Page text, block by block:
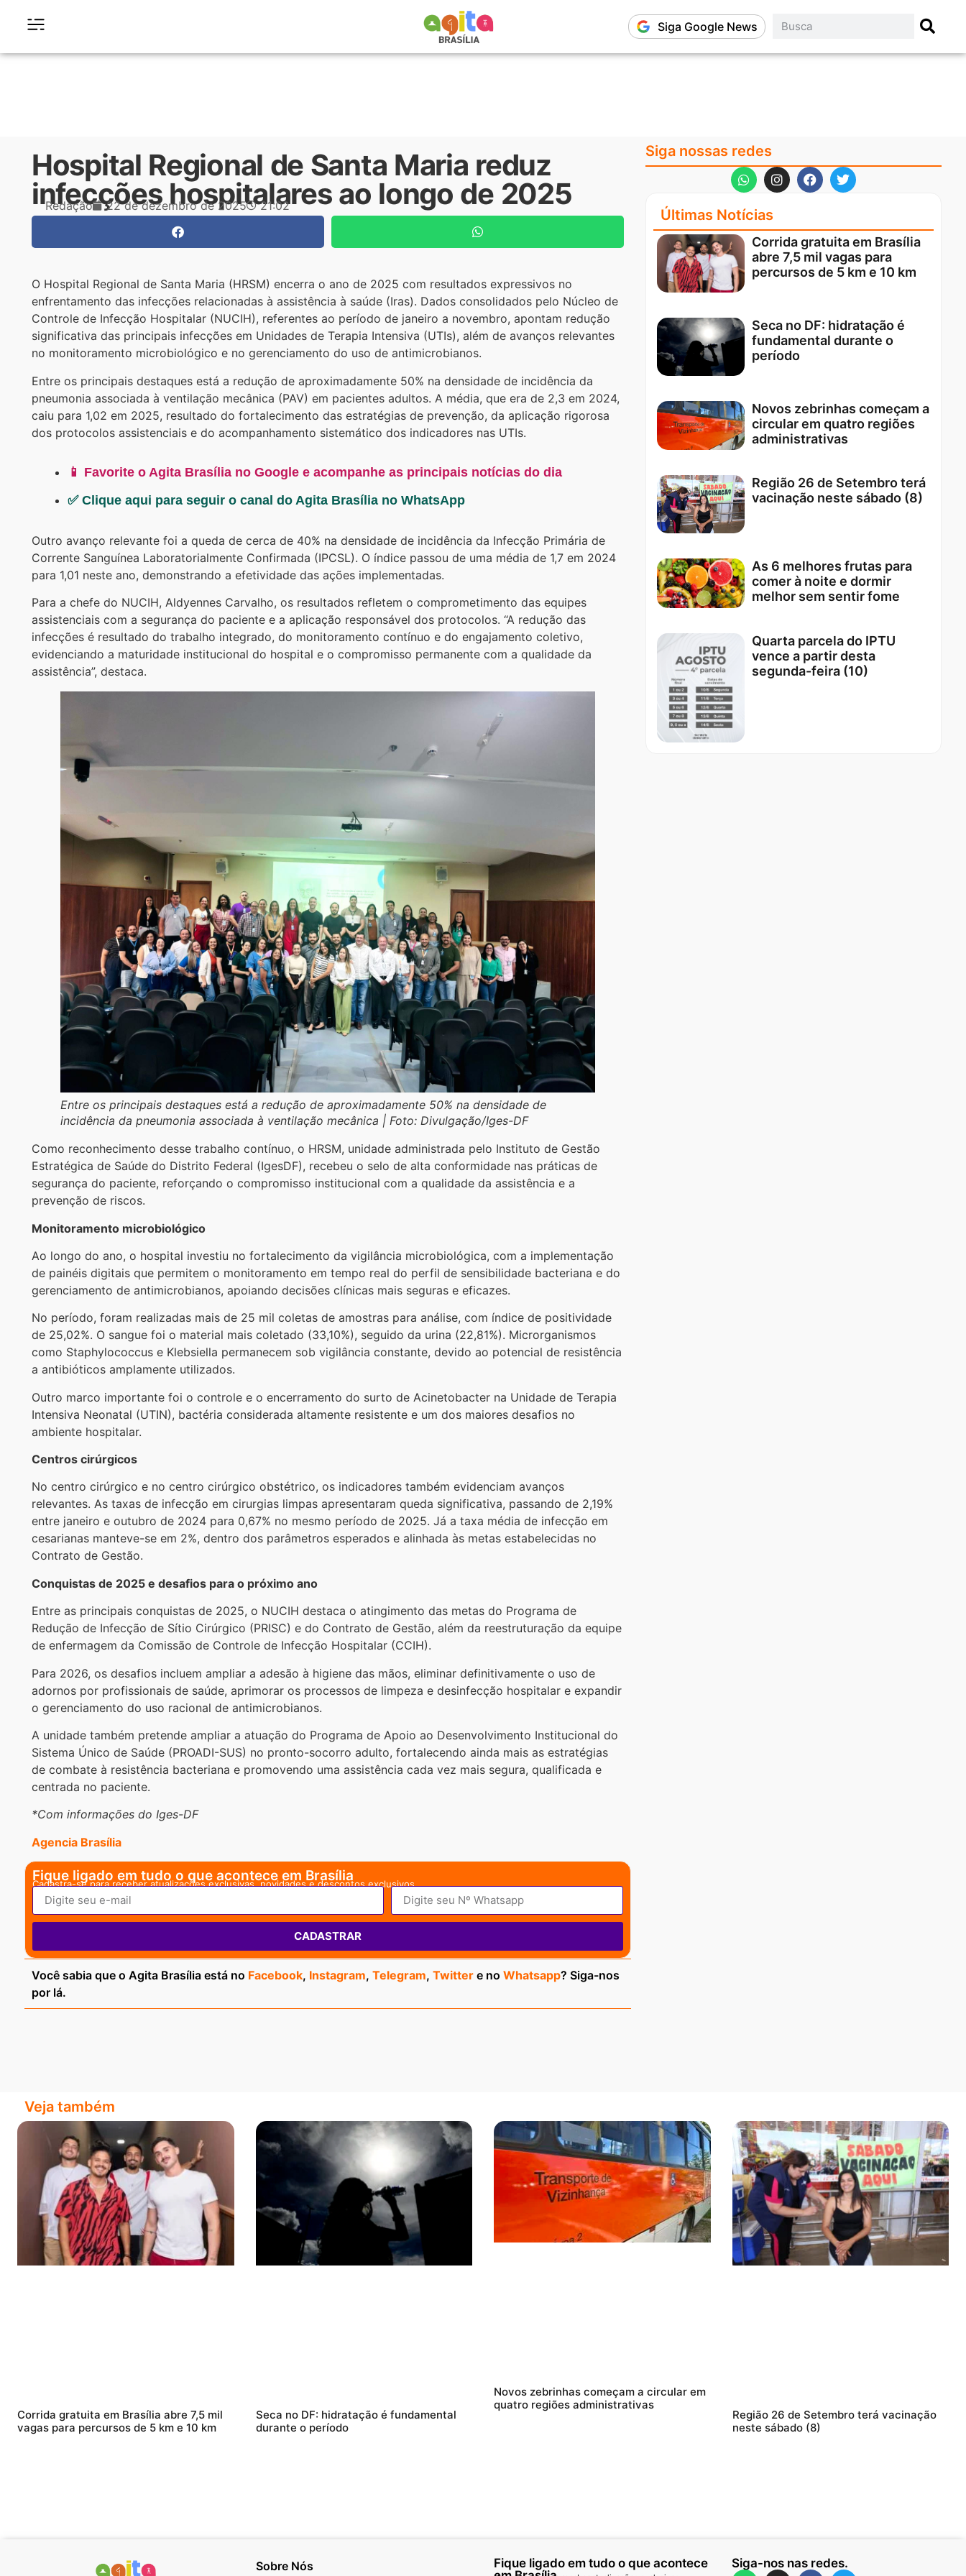
Siga Google News
Hospital Regional de Santa Maria reduz
infecções hospitalares ao longo de 2025
Redação 22 de dezembro de 2025 21:02
O Hospital Regional de Santa Maria (HRSM) encerra o ano de 2025 com resultados expressivos no
enfrentamento das infecções relacionadas à assistência à saúde (Iras). Dados consolidados pelo Núcleo de
Controle de Infecção Hospitalar (NUCIH), referentes ao período de janeiro a novembro, apontam redução
significativa das principais infecções em Unidades de Terapia Intensiva (UTIs), além de avanços relevantes
no monitoramento microbiológico e no gerenciamento do uso de antimicrobianos.
Entre os principais destaques está a redução de aproximadamente 50% na densidade de incidência da
pneumonia associada à ventilação mecânica (PAV) em pacientes adultos. A média, que era de 2,3 em 2024,
caiu para 1,02 em 2025, resultado do fortalecimento das estratégias de prevenção, da aplicação rigorosa
dos protocolos assistenciais e do acompanhamento sistemático dos indicadores nas UTIs.
📱 Favorite o Agita Brasília no Google e acompanhe as principais notícias do dia
✅ Clique aqui para seguir o canal do Agita Brasília no WhatsApp
Outro avanço relevante foi a queda de cerca de 40% na densidade de incidência da Infecção Primária de
Corrente Sanguínea Laboratorialmente Confirmada (IPCSL). O índice passou de uma média de 1,7 em 2024
para 1,01 neste ano, demonstrando a efetividade das ações implementadas.
Para a chefe do NUCIH, Aldyennes Carvalho, os resultados refletem o comprometimento das equipes
assistenciais com a segurança do paciente e a aplicação responsável dos protocolos. “A redução das
infecções é resultado do trabalho integrado, do monitoramento contínuo e do engajamento coletivo,
evidenciando a maturidade institucional do hospital e o compromisso permanente com a qualidade da
assistência”, destaca.
Entre os principais destaques está a redução de aproximadamente 50% na densidade de
incidência da pneumonia associada à ventilação mecânica | Foto: Divulgação/Iges-DF
Como reconhecimento desse trabalho contínuo, o HRSM, unidade administrada pelo Instituto de Gestão
Estratégica de Saúde do Distrito Federal (IgesDF), recebeu o selo de alta conformidade nas práticas de
segurança do paciente, reforçando o compromisso institucional com a qualidade da assistência e a
prevenção de riscos.
Monitoramento microbiológico
Ao longo do ano, o hospital investiu no fortalecimento da vigilância microbiológica, com a implementação
de painéis digitais que permitem o monitoramento em tempo real do perfil de sensibilidade bacteriana e do
gerenciamento de antimicrobianos, apoiando decisões clínicas mais seguras e eficazes.
No período, foram realizadas mais de 25 mil coletas de amostras para análise, com índice de positividade
de 25,02%. O sangue foi o material mais coletado (33,10%), seguido da urina (22,81%). Microrganismos
como Staphylococcus e Klebsiella permanecem sob vigilância constante, devido ao potencial de resistência
a antibióticos amplamente utilizados.
Outro marco importante foi o controle e o encerramento do surto de Acinetobacter na Unidade de Terapia
Intensiva Neonatal (UTIN), bactéria considerada altamente resistente e um dos maiores desafios no
ambiente hospitalar.
Centros cirúrgicos
No centro cirúrgico e no centro cirúrgico obstétrico, os indicadores também evidenciam avanços
relevantes. As taxas de infecção em cirurgias limpas apresentaram queda significativa, passando de 2,19%
entre janeiro e outubro de 2024 para 0,67% no mesmo período de 2025. Já a taxa média de infecção em
cesarianas manteve-se em 2%, dentro dos parâmetros esperados e alinhada às metas estabelecidas no
Contrato de Gestão.
Conquistas de 2025 e desafios para o próximo ano
Entre as principais conquistas de 2025, o NUCIH destaca o atingimento das metas do Programa de
Redução de Infecção de Sítio Cirúrgico (PRISC) e do Contrato de Gestão, além da reestruturação da equipe
de enfermagem da Comissão de Controle de Infecção Hospitalar (CCIH).
Para 2026, os desafios incluem ampliar a adesão à higiene das mãos, eliminar definitivamente o uso de
adornos por profissionais de saúde, aprimorar os processos de limpeza e desinfecção hospitalar e expandir
o gerenciamento do uso racional de antimicrobianos.
A unidade também pretende ampliar a atuação do Programa de Apoio ao Desenvolvimento Institucional do
Sistema Único de Saúde (PROADI-SUS) no pronto-socorro adulto, fortalecendo ainda mais as estratégias
de combate à resistência bacteriana e promovendo uma assistência cada vez mais segura, qualificada e
centrada no paciente.
*Com informações do Iges-DF
Agencia Brasília
Fique ligado em tudo o que acontece em Brasília
Cadastra-se para receber atualizações exclusivas, novidades e descontos exclusivos.
CADASTRAR
Você sabia que o Agita Brasília está no Facebook, Instagram, Telegram, Twitter e no Whatsapp? Siga-nos
por lá.
Siga nossas redes
Últimas Notícias
Corrida gratuita em Brasília
abre 7,5 mil vagas para
percursos de 5 km e 10 km
Seca no DF: hidratação é
fundamental durante o
período
Novos zebrinhas começam a
circular em quatro regiões
administrativas
Região 26 de Setembro terá
vacinação neste sábado (8)
As 6 melhores frutas para
comer à noite e dormir
melhor sem sentir fome
Quarta parcela do IPTU
vence a partir desta
segunda-feira (10)
Veja também
Corrida gratuita em Brasília abre 7,5 mil
vagas para percursos de 5 km e 10 km
Seca no DF: hidratação é fundamental
durante o período
Novos zebrinhas começam a circular em
quatro regiões administrativas
Região 26 de Setembro terá vacinação
neste sábado (8)
Sobre Nós
Fique ligado em tudo o que acontece
Siga-nos nas redes.